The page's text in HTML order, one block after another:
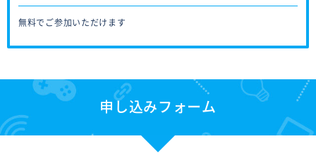
無料でご参加いただけます
申し込みフォーム